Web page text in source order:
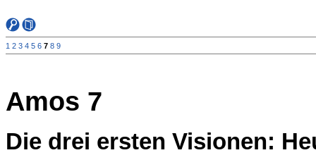
1 2 3 4 5 6 7 8 9
Amos 7
Die drei ersten Visionen: